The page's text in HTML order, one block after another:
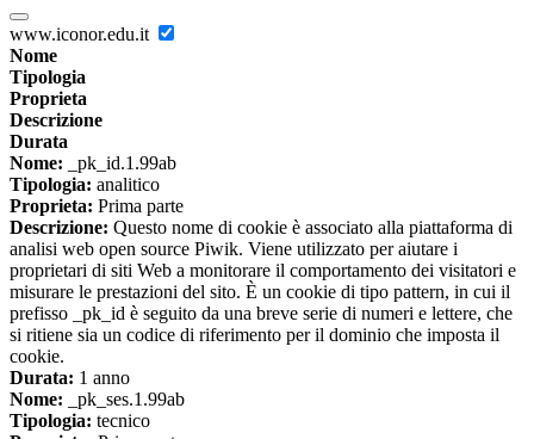
www.iconor.edu.it
Nome
Tipologia
Proprieta
Descrizione
Durata
Nome: _pk_id.1.99ab
Tipologia: analitico
Proprieta: Prima parte
Descrizione: Questo nome di cookie è associato alla piattaforma di
analisi web open source Piwik. Viene utilizzato per aiutare i
proprietari di siti Web a monitorare il comportamento dei visitatori e
misurare le prestazioni del sito. È un cookie di tipo pattern, in cui il
prefisso _pk_id è seguito da una breve serie di numeri e lettere, che
si ritiene sia un codice di riferimento per il dominio che imposta il
cookie.
Durata: 1 anno
Nome: _pk_ses.1.99ab
Tipologia: tecnico